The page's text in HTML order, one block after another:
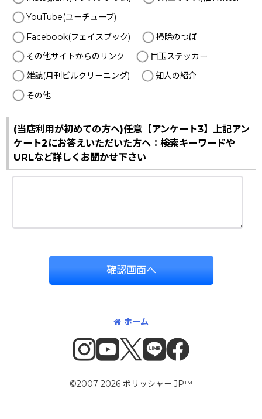
YouTube(ユーチューブ)
Facebook(フェイスブック)
掃除のつぼ
その他サイトからのリンク
目玉ステッカー
雑誌(月刊ビルクリーニング)
知人の紹介
その他
(当店利用が初めての方へ)任意【アンケート3】上記アン
ケート2にお答えいただいた方へ：検索キーワードや
URLなど詳しくお聞かせ下さい
確認画面へ
ホーム
©2007-2026 ポリッシャー.JP™